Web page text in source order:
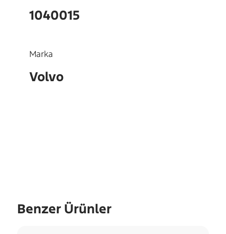
1040015
Marka
Volvo
Benzer Ürünler